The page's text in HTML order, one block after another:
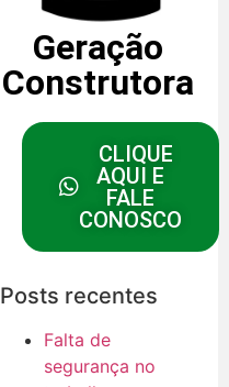
Geração
Construtora
CLIQUE
AQUI E
FALE
CONOSCO
Posts recentes
Falta de
segurança no